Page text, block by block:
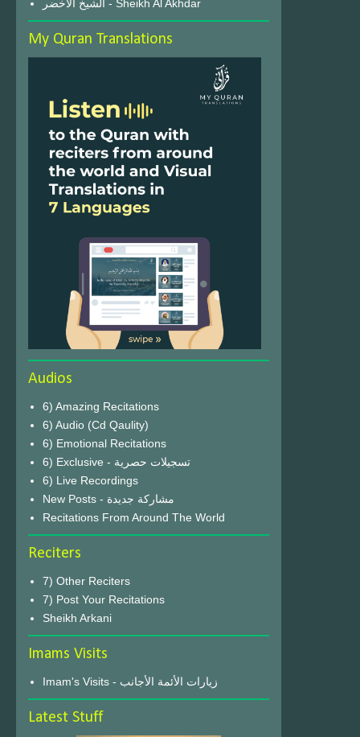
الشيخ الأخضر - Sheikh Al Akhdar
My Quran Translations
Audios
6) Amazing Recitations
6) Audio (Cd Qaulity)
6) Emotional Recitations
6) Exclusive - تسجيلات حصرية
6) Live Recordings
New Posts - مشاركة جديدة
Recitations From Around The World
Reciters
7) Other Reciters
7) Post Your Recitations
Sheikh Arkani
Imams Visits
Imam's Visits - زيارات الأئمة الأجانب
Latest Stuff